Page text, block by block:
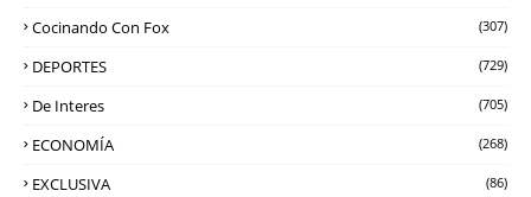
Cocinando Con Fox (307)
DEPORTES (729)
De Interes (705)
ECONOMÍA (268)
EXCLUSIVA (86)